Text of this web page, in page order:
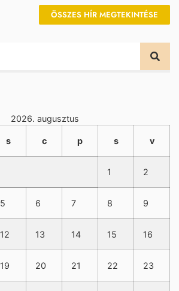
ÖSSZES HÍR MEGTEKINTÉSE
2026. augusztus
s c p s v
1 2
5 6 7 8 9
12 13 14 15 16
19 20 21 22 23